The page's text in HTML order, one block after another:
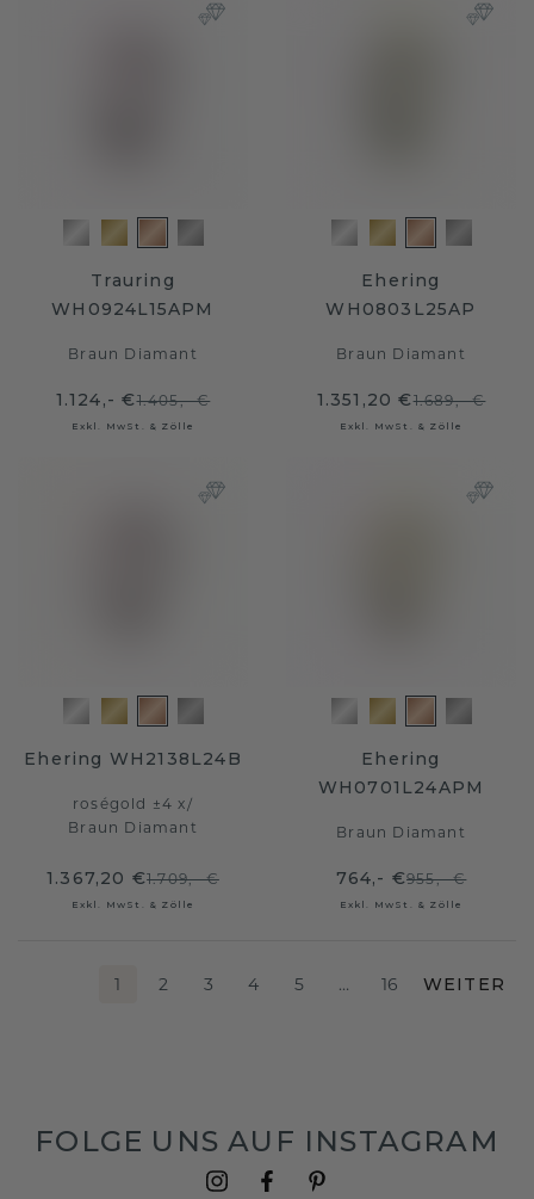
Trauring
WH0924L15APM
Braun Diamant
1.124,- €1.405,- €
Exkl. MwSt. & Zölle
Ehering
WH0803L25AP
Braun Diamant
1.351,20 €1.689,- €
Exkl. MwSt. & Zölle
Ehering WH2138L24B
roségold ±4 x/
Braun Diamant
1.367,20 €1.709,- €
Exkl. MwSt. & Zölle
Ehering
WH0701L24APM
Braun Diamant
764,- €955,- €
Exkl. MwSt. & Zölle
1 2 3 4 5 … 16 WEITER
FOLGE UNS AUF INSTAGRAM